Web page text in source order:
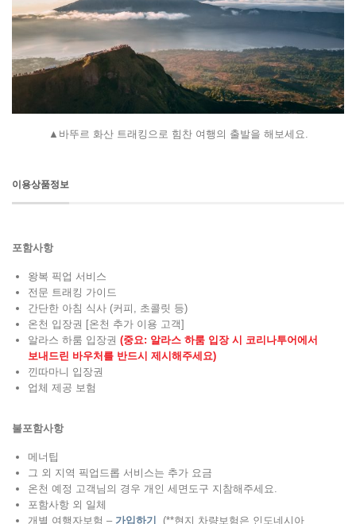
▲바뚜르 화산 트래킹으로 힘찬 여행의 출발을 해보세요.
이용상품정보
포함사항
왕복 픽업 서비스
전문 트래킹 가이드
간단한 아침 식사 (커피, 초콜릿 등)
온천 입장권 [온천 추가 이용 고객]
알라스 하룸 입장권 (중요: 알라스 하룸 입장 시 코리나투어에서
보내드린 바우처를 반드시 제시해주세요)
낀따마니 입장권
업체 제공 보험
불포함사항
메너팁
그 외 지역 픽업드롭 서비스는 추가 요금
온천 예정 고객님의 경우 개인 세면도구 지참해주세요.
포함사항 외 일체
개별 여행자보험 – 가입하기 (**현지 차량보험은 인도네시아